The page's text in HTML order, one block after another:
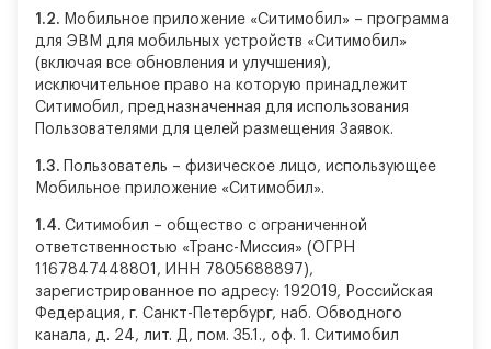
1.2. Мобильное приложение «Ситимобил» – программа
для ЭВМ для мобильных устройств «Ситимобил»
(включая все обновления и улучшения),
исключительное право на которую принадлежит
Ситимобил, предназначенная для использования
Пользователями для целей размещения Заявок.
1.3.
Пользователь – физическое лицо, использующее
Мобильное приложение «Ситимобил».
1.4. Ситимобил – общество с ограниченной
ответственностью «Транс-Миссия» (ОГРН
1167847448801, ИНН 7805688897),
зарегистрированное по адресу: 192019, Российская
Федерация, г. Санкт-Петербург, наб. Обводного
канала, д. 24, лит. Д, пом. 35.1., оф. 1. Ситимобил